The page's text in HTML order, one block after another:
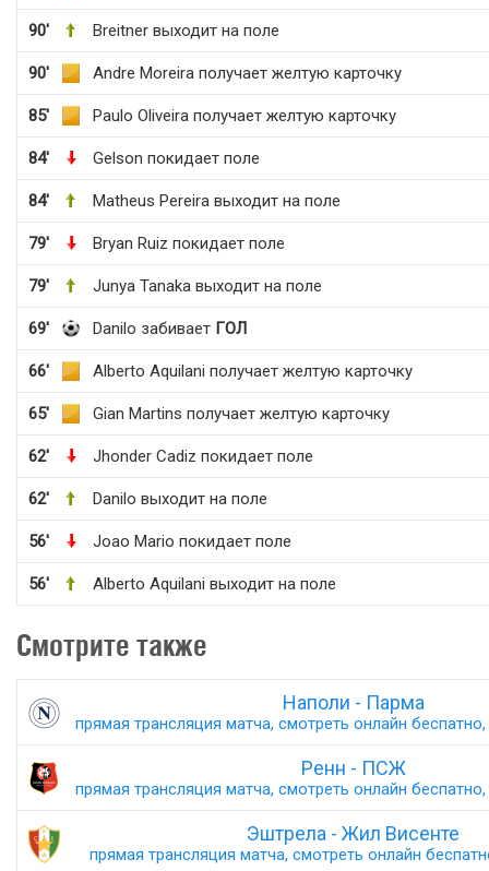
90' Breitner выходит на поле
90' Andre Moreira получает желтую карточку
85' Paulo Oliveira получает желтую карточку
84' Gelson покидает поле
84' Matheus Pereira выходит на поле
79' Bryan Ruiz покидает поле
79' Junya Tanaka выходит на поле
69' Danilo забивает ГОЛ
66' Alberto Aquilani получает желтую карточку
65' Gian Martins получает желтую карточку
62' Jhonder Cadiz покидает поле
62' Danilo выходит на поле
56' Joao Mario покидает поле
56' Alberto Aquilani выходит на поле
Смотрите также
Наполи - Парма
прямая трансляция матча, смотреть онлайн
Ренн - ПСЖ
прямая трансляция матча, смотреть онлайн
Эштрела - Жил Висенте
прямая трансляция матча, смотреть онлайн